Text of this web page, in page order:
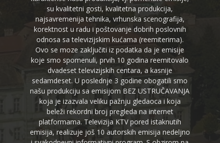
su kvalitetni gosti, kvalitetna produkcija,
najsavremenija tehnika, vrhunska scenografija,
korektnost u radu i poštovanje dobrih poslovnih
odnosa sa televizijskim kućama (reemiterima).
Ovo se moze zaključiti iz podatka da je emisije
koje smo spomenuli, prvih 10 godina reemitovalo
dvadeset televizijskih centara, a kasnije
sedamdeset. U poslednje 3 godine obogatili smo
našu produkciju sa emisijom BEZ USTRUČAVANJA
koja je izazvala veliku pažnju gledaoca i koja
beleži rekordni broj pregleda na internet
platformama. Televizija KTV pored istaknutih
emisija, realizuje još 10 autorskih emisija nedeljno